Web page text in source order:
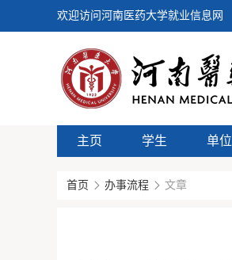
欢迎访问河南医药大学就业信息网
主页 学生 单位
首页 办事流程 文章